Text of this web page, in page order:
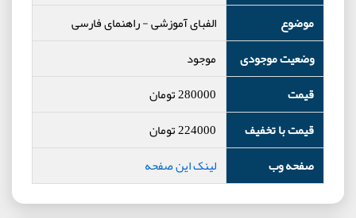
موضوع
الفبای آموزشی-راهنمای فارسی
وضعیت موجودی
موجود
قیمت
280000تومان
قیمت با تخفیف
224000تومان
صفحه وب
لینک این صفحه